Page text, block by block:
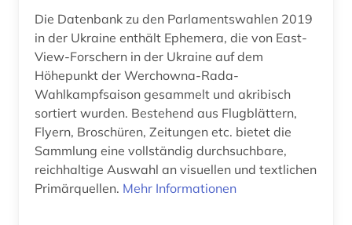
literatur (8)
literaturwissenschaft (2)
london (1)
luftwaffe (1)
länderkunde (2)
malaysia (2)
Die Datenbank zu den Parlamentswahlen 2019
in der Ukraine enthält Ephemera, die von East-
View-Forschern in der Ukraine auf dem
Höhepunkt der Werchowna-Rada-
Wahlkampfsaison gesammelt und akribisch
sortiert wurden. Bestehend aus Flugblättern,
Flyern, Broschüren, Zeitungen etc. bietet die
Sammlung eine vollständig durchsuchbare,
reichhaltige Auswahl an visuellen und textlichen
Primärquellen. Mehr Informationen